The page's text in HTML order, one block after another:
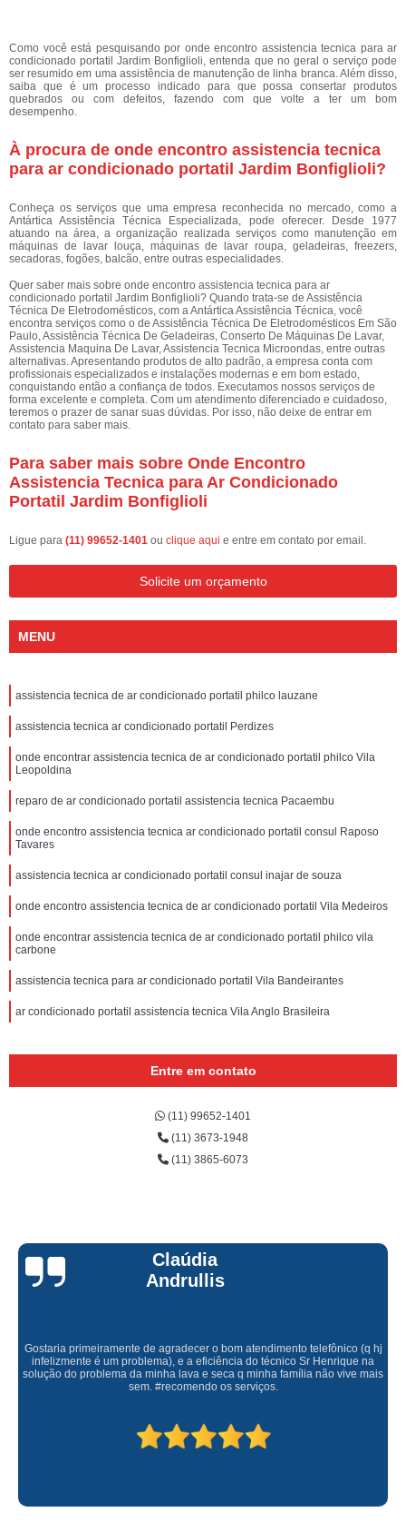
Como você está pesquisando por onde encontro assistencia tecnica para ar
condicionado portatil Jardim Bonfiglioli, entenda que no geral o serviço pode
ser resumido em uma assistência de manutenção de linha branca. Além disso,
saiba que é um processo indicado para que possa consertar produtos
quebrados ou com defeitos, fazendo com que volte a ter um bom
desempenho.
À procura de onde encontro assistencia tecnica
para ar condicionado portatil Jardim Bonfiglioli?
Conheça os serviços que uma empresa reconhecida no mercado, como a
Antártica Assistência Técnica Especializada, pode oferecer. Desde 1977
atuando na área, a organização realizada serviços como manutenção em
máquinas de lavar louça, máquinas de lavar roupa, geladeiras, freezers,
secadoras, fogões, balcão, entre outras especialidades.
Quer saber mais sobre onde encontro assistencia tecnica para ar
condicionado portatil Jardim Bonfiglioli? Quando trata-se de Assistência
Técnica De Eletrodomésticos, com a Antártica Assistência Técnica, você
encontra serviços como o de Assistência Técnica De Eletrodomésticos Em São
Paulo, Assistência Técnica De Geladeiras, Conserto De Máquinas De Lavar,
Assistencia Maquina De Lavar, Assistencia Tecnica Microondas, entre outras
alternativas. Apresentando produtos de alto padrão, a empresa conta com
profissionais especializados e instalações modernas e em bom estado,
conquistando então a confiança de todos. Executamos nossos serviços de
forma excelente e completa. Com um atendimento diferenciado e cuidadoso,
teremos o prazer de sanar suas dúvidas. Por isso, não deixe de entrar em
contato para saber mais.
Para saber mais sobre Onde Encontro
Assistencia Tecnica para Ar Condicionado
Portatil Jardim Bonfiglioli
Ligue para (11) 99652-1401 ou clique aqui e entre em contato por email.
Solicite um orçamento
MENU
assistencia tecnica de ar condicionado portatil philco lauzane
assistencia tecnica ar condicionado portatil Perdizes
onde encontrar assistencia tecnica de ar condicionado portatil philco Vila
Leopoldina
reparo de ar condicionado portatil assistencia tecnica Pacaembu
onde encontro assistencia tecnica ar condicionado portatil consul Raposo
Tavares
assistencia tecnica ar condicionado portatil consul inajar de souza
onde encontro assistencia tecnica de ar condicionado portatil Vila Medeiros
onde encontrar assistencia tecnica de ar condicionado portatil philco vila
carbone
assistencia tecnica para ar condicionado portatil Vila Bandeirantes
ar condicionado portatil assistencia tecnica Vila Anglo Brasileira
Entre em contato
(11) 99652-1401
(11) 3673-1948
(11) 3865-6073
Claúdia
Andrullis
Gostaria primeiramente de agradecer o bom atendimento telefônico (q hj
infelizmente é um problema), e a eficiência do técnico Sr Henrique na
solução do problema da minha lava e seca q minha família não vive mais
sem. #recomendo os serviços.